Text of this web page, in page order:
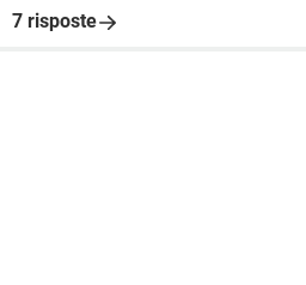
7 risposte